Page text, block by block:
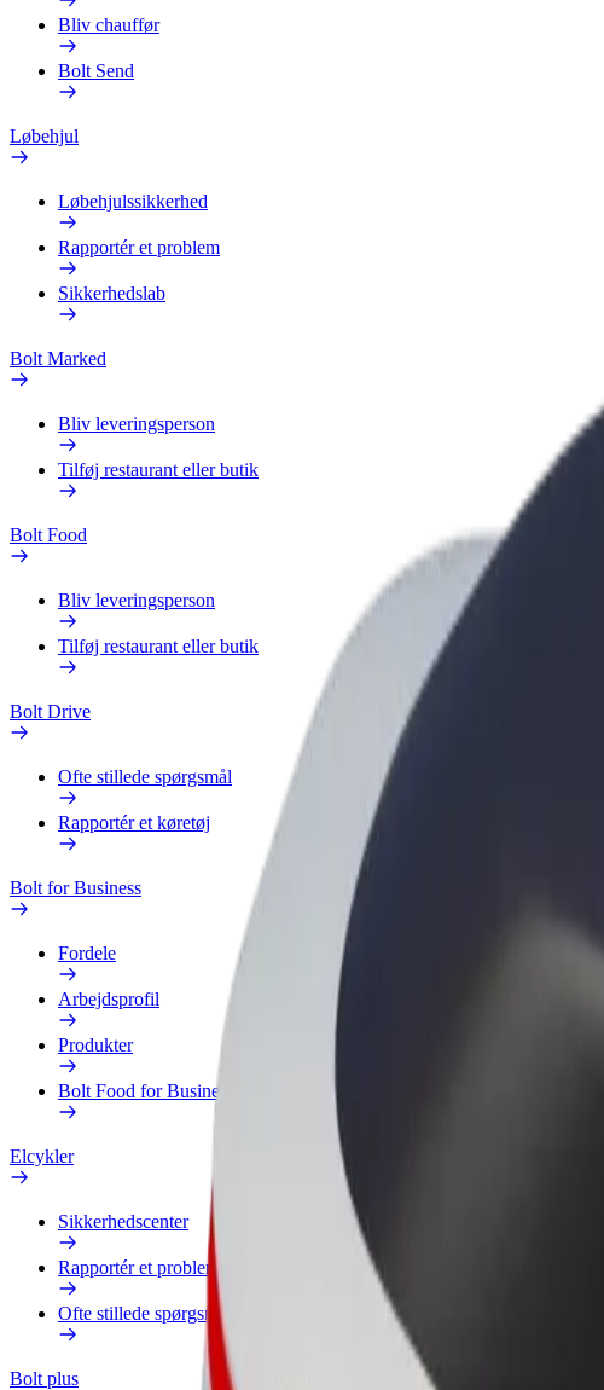
Bliv chauffør
Bolt Send
Løbehjul
Løbehjulssikkerhed
Rapportér et problem
Sikkerhedslab
Bolt Marked
Bliv leveringsperson
Tilføj restaurant eller butik
Bolt Food
Bliv leveringsperson
Tilføj restaurant eller butik
Bolt Drive
Ofte stillede spørgsmål
Rapportér et køretøj
Bolt for Business
Fordele
Arbejdsprofil
Produkter
Bolt Food for Business
Elcykler
Sikkerhedscenter
Rapportér et problem
Ofte stillede spørgsmål
Bolt plus